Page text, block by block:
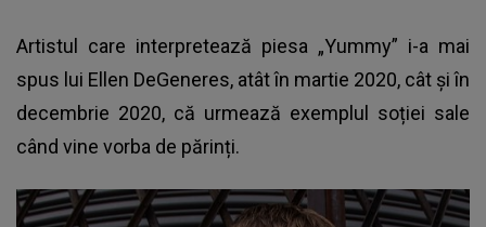
Artistul care interpretează piesa „Yummy” i-a mai
spus lui Ellen DeGeneres, atât în martie 2020, cât și în
decembrie 2020, că urmează exemplul soției sale
când vine vorba de părinți.